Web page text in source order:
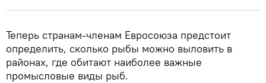
Теперь странам-членам Евросоюза предстоит
определить, сколько рыбы можно выловить в
районах, где обитают наиболее важные
промысловые виды рыб.